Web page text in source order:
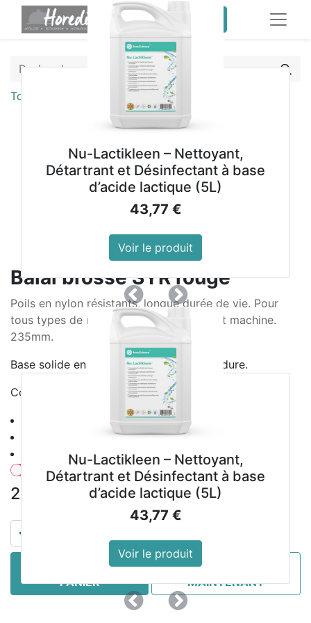
service client pro
Tous les produits Balai brosse SYR rouge
Balai brosse SYR rouge
Poils en nylon résistants, longue durée de vie. Pour
tous types de nettoyage. Lavage main et machine.
235mm.
Base solide en polypropylène et brosse dure.
Code couleur rouge
Dimensions : 235(L) mm
Montrer les prix avec la taxe inclue
23,49 hors TVA
AJOUTER AU
PANIER
MAINTENANT
Nu-Lactikleen – Nettoyant,
Détartrant et Désinfectant à base
d’acide lactique (5L)
43,77 €
Voir le produit
PrécedentSuivant
Nu-Lactikleen – Nettoyant,
Détartrant et Désinfectant à base
d’acide lactique (5L)
43,77 €
Voir le produit
PrécedentSuivant